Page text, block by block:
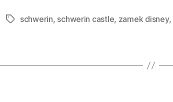
Tagischwerin, schwerin castle, zamek disney,